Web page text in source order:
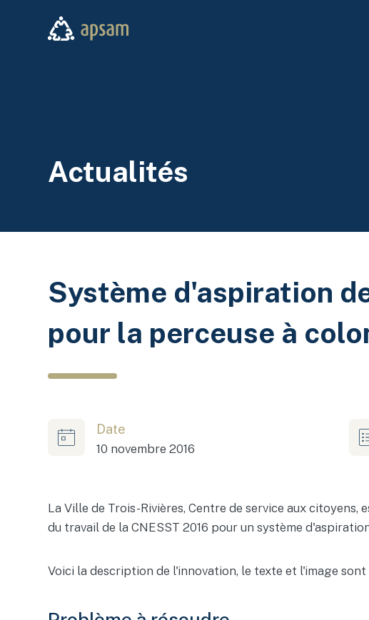
Actualités
Système d'aspiration
pour la perceuse à
Date
10 novembre 2016
La Ville de Trois-Rivières, Centre de service aux
du travail de la CNESST 2016 pour un système
Voici la description de l'innovation, le texte et l'image